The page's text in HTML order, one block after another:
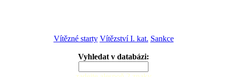
Vítězné starty Vítězství I. kat. Sankce
Vyhledat v databázi: